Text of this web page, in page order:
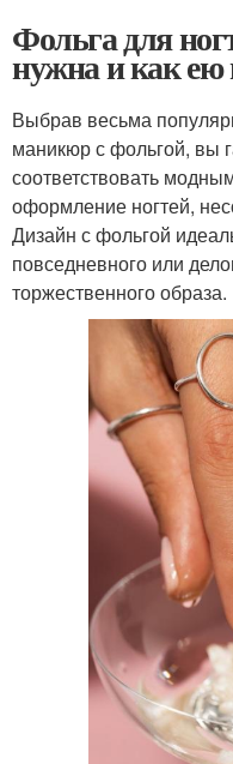
Фольга для
нужна и как ею
Выбрав весьма
маникюр с фольгой, вы
соответствовать
оформление ногтей,
Дизайн с фольгой
повседневного или
торжественного образа.